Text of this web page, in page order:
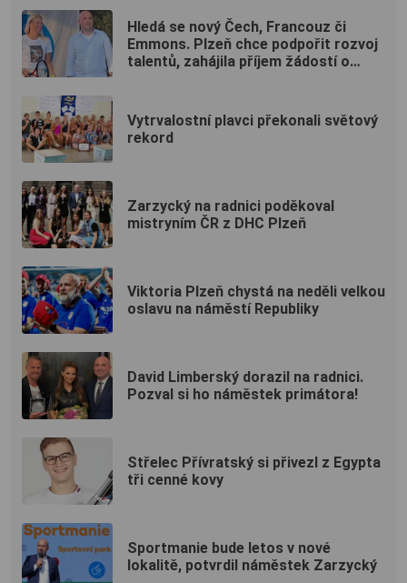
Hledá se nový Čech, Francouz či
Emmons. Plzeň chce podpořit rozvoj
talentů, zahájila příjem žádostí o
Vytrvalostní plavci překonali světový
rekord
Zarzycký na radnici poděkoval
mistryním ČR z DHC Plzeň
Viktoria Plzeň chystá na neděli velkou
oslavu na náměstí Republiky
David Limberský dorazil na radnici.
Pozval si ho náměstek primátora!
Střelec Přívratský si přivezl z Egypta
tři cenné kovy
Sportmanie bude letos v nové
lokalitě, potvrdil náměstek Zarzycký